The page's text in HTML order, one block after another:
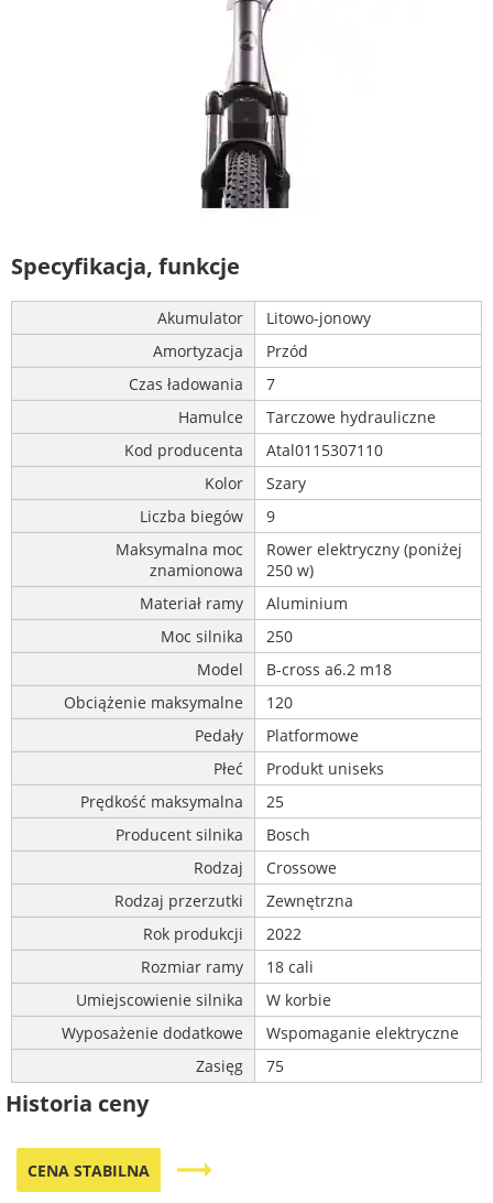
Specyfikacja, funkcje
Akumulator
Litowo-jonowy
Amortyzacja
Przód
Czas ładowania
7
Hamulce
Tarczowe hydrauliczne
Kod producenta
Atal0115307110
Kolor
Szary
Liczba biegów
9
Maksymalna moc
znamionowa
Rower elektryczny (poniżej
250 w)
Materiał ramy
Aluminium
Moc silnika
250
Model
B-cross a6.2 m18
Obciążenie maksymalne
120
Pedały
Platformowe
Płeć
Produkt uniseks
Prędkość maksymalna
25
Producent silnika
Bosch
Rodzaj
Crossowe
Rodzaj przerzutki
Zewnętrzna
Rok produkcji
2022
Rozmiar ramy
18 cali
Umiejscowienie silnika
W korbie
Wyposażenie dodatkowe
Wspomaganie elektryczne
Zasięg
75
Historia ceny
CENA STABILNA trending_flat